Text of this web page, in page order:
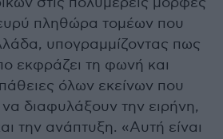
πληθώρα τομέων που
υπογραμμίζοντας πως
εκφράζει τη φωνή και
όλων εκείνων που
διαφυλάξουν την ειρήνη,
την ανάπτυξη. «Αυτή είναι